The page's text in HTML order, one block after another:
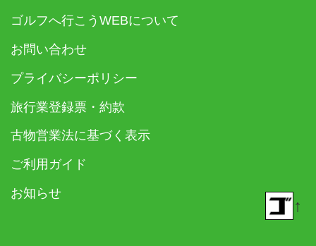
ゴルフへ行こうWEBについて
お問い合わせ
プライバシーポリシー
旅行業登録票・約款
古物営業法に基づく表示
ご利用ガイド
お知らせ
↑